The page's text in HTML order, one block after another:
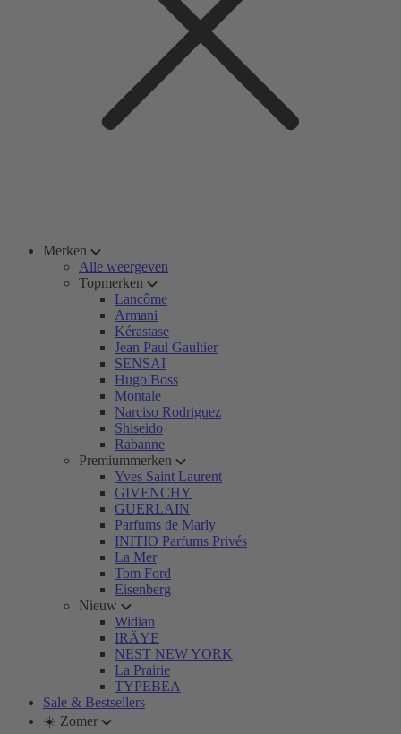
Merken
Alle weergeven
Topmerken
Lancôme
Armani
Kérastase
Jean Paul Gaultier
SENSAI
Hugo Boss
Montale
Narciso Rodriguez
Shiseido
Rabanne
Premiummerken
Yves Saint Laurent
GIVENCHY
GUERLAIN
Parfums de Marly
INITIO Parfums Privés
La Mer
Tom Ford
Eisenberg
Nieuw
Widian
IRÄYE
NEST NEW YORK
La Prairie
TYPEBEA
Sale & Bestsellers
☀️ Zomer